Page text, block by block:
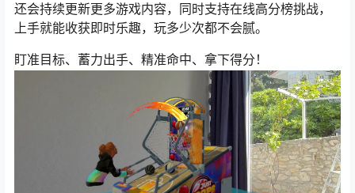
还会持续更新更多游戏内容，同时支持在线高分榜挑战，
上手就能收获即时乐趣，玩多少次都不会腻。
盯准目标、蓄力出手、精准命中、拿下得分！